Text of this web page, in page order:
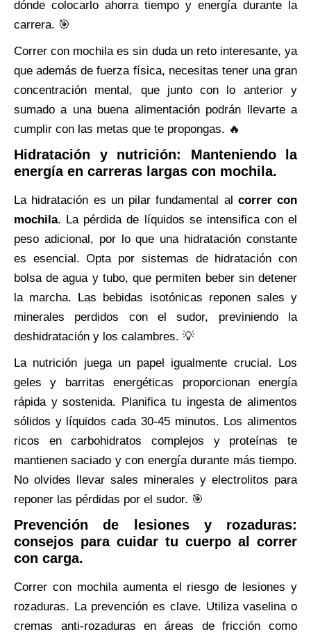
dónde colocarlo ahorra tiempo y energía durante la
carrera. 🎯
Correr con mochila es sin duda un reto interesante, ya
que además de fuerza física, necesitas tener una gran
concentración mental, que junto con lo anterior y
sumado a una buena alimentación podrán llevarte a
cumplir con las metas que te propongas. 🔥
Hidratación y nutrición: Manteniendo la
energía en carreras largas con mochila.
La hidratación es un pilar fundamental al correr con
mochila. La pérdida de líquidos se intensifica con el
peso adicional, por lo que una hidratación constante
es esencial. Opta por sistemas de hidratación con
bolsa de agua y tubo, que permiten beber sin detener
la marcha. Las bebidas isotónicas reponen sales y
minerales perdidos con el sudor, previniendo la
deshidratación y los calambres. 💡
La nutrición juega un papel igualmente crucial. Los
geles y barritas energéticas proporcionan energía
rápida y sostenida. Planifica tu ingesta de alimentos
sólidos y líquidos cada 30-45 minutos. Los alimentos
ricos en carbohidratos complejos y proteínas te
mantienen saciado y con energía durante más tiempo.
No olvides llevar sales minerales y electrolitos para
reponer las pérdidas por el sudor. 🎯
Prevención de lesiones y rozaduras:
consejos para cuidar tu cuerpo al correr
con carga.
Correr con mochila aumenta el riesgo de lesiones y
rozaduras. La prevención es clave. Utiliza vaselina o
cremas anti-rozaduras en áreas de fricción como